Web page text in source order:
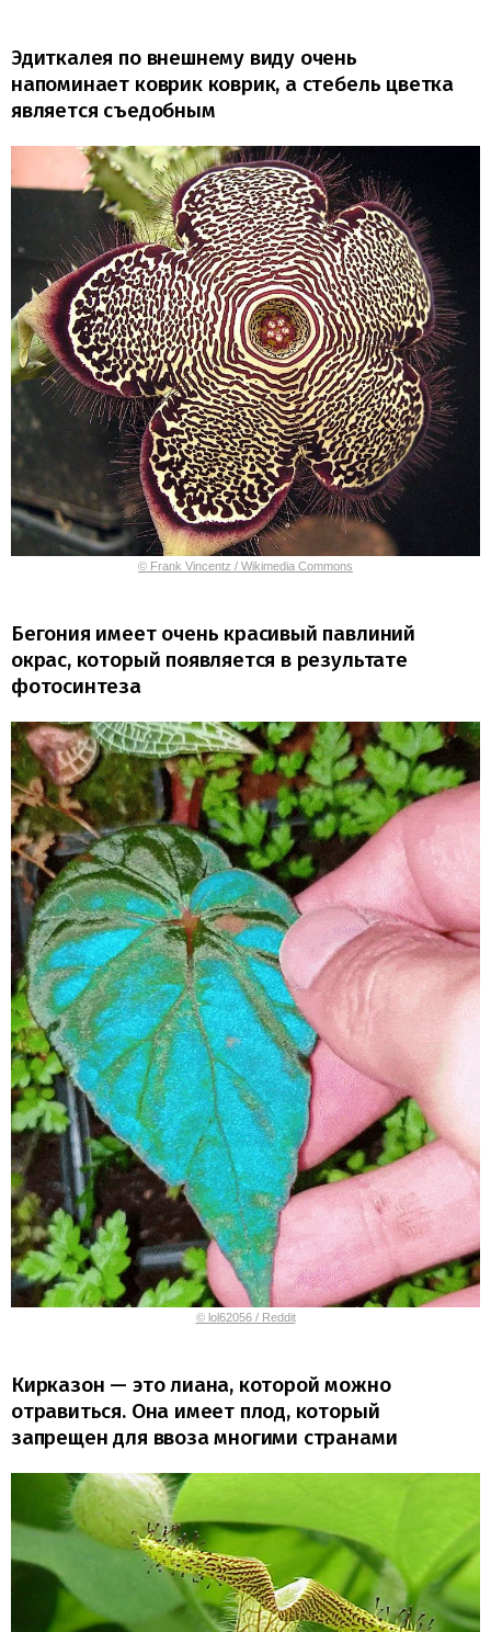
Эдиткалея по внешнему виду очень
напоминает коврик коврик, а стебель цветка
является съедобным
© Frank Vincentz / Wikimedia Commons
Бегония имеет очень красивый павлиний
окрас, который появляется в результате
фотосинтеза
© lol62056 / Reddit
Кирказон — это лиана, которой можно
отравиться. Она имеет плод, который
запрещен для ввоза многими странами